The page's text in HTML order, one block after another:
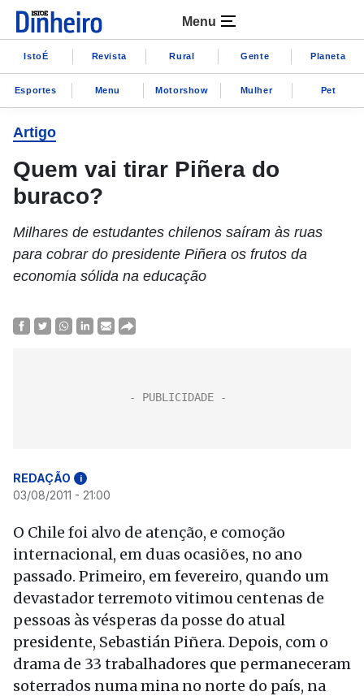
Menu
IstoÉ Revista Rural Gente Planeta
Esportes Menu Motorshow Mulher Pet
Artigo
Quem vai tirar Piñera do
buraco?
Milhares de estudantes chilenos saíram às ruas
para cobrar do presidente Piñera os frutos da
economia sólida na educação
REDAÇÃO i
03/08/2011 - 21:00
O Chile foi alvo de atenção, e comoção
internacional, em duas ocasiões, no ano
passado. Primeiro, em fevereiro, quando um
devastador terremoto vitimou centenas de
pessoas às vésperas da posse do atual
presidente, Sebastián Piñera. Depois, com o
drama de 33 trabalhadores que permaneceram
soterrados numa mina no norte do país, na